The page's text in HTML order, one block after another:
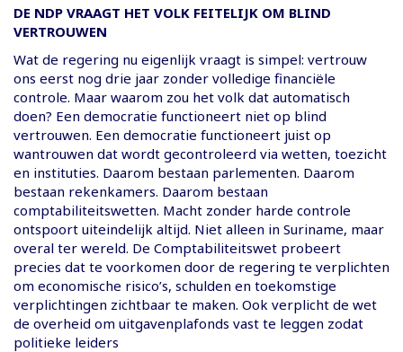
DE NDP VRAAGT HET VOLK FEITELIJK OM BLIND
VERTROUWEN
Wat de regering nu eigenlijk vraagt is simpel: vertrouw
ons eerst nog drie jaar zonder volledige financiële
controle. Maar waarom zou het volk dat automatisch
doen? Een democratie functioneert niet op blind
vertrouwen. Een democratie functioneert juist op
wantrouwen dat wordt gecontroleerd via wetten, toezicht
en instituties. Daarom bestaan parlementen. Daarom
bestaan rekenkamers. Daarom bestaan
comptabiliteitswetten. Macht zonder harde controle
ontspoort uiteindelijk altijd. Niet alleen in Suriname, maar
overal ter wereld. De Comptabiliteitswet probeert
precies dat te voorkomen door de regering te verplichten
om economische risico’s, schulden en toekomstige
verplichtingen zichtbaar te maken. Ook verplicht de wet
de overheid om uitgavenplafonds vast te leggen zodat
politieke leiders